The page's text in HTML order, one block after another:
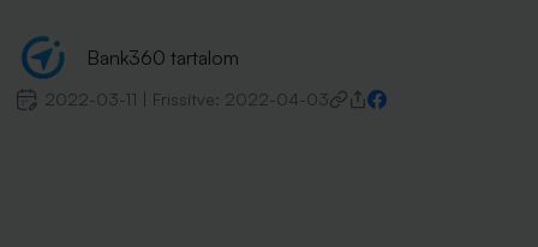
Bank360 tartalom
2022-03-11 Frissítve: 2022-04-03